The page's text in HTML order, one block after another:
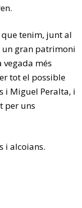
que tenim, junt al
un gran patrimoni
més
tot el possible
i Miguel Peralta, i
per uns
i alcoians.